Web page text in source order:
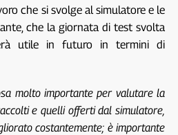
che si svolge al simulatore e le
che la giornata di test svolta
utile in futuro in termini di
molto importante per valutare la
e quelli offerti dal simulatore,
costantemente; è importante